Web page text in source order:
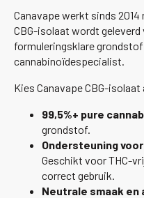
Canavape werkt sinds
CBG-isolaat wordt
formuleringsklare
cannabinoïdespecialist.
Kies Canavape CBG-
99,5%+ pure
grondstof.
Ondersteuning
Geschikt voor THC-
correct gebruik.
Neutrale smaak en